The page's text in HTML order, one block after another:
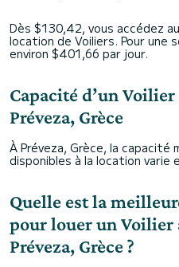
Dès $130,42, vous accédez
location de Voiliers. Pour une
environ $401,66 par jour.
Capacité d’un
Préveza, Grèce
À Préveza, Grèce, la capacité
disponibles à la location
Quelle est la
pour louer un Voilier
Préveza, Grèce ?